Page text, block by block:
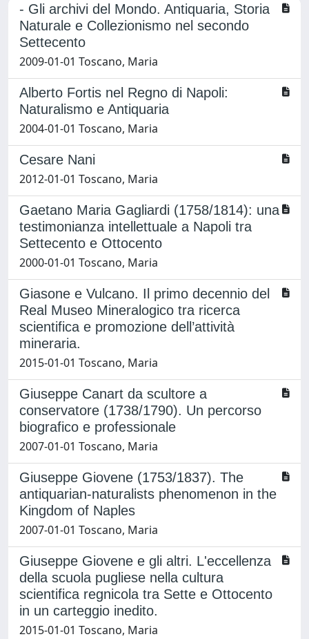
- Gli archivi del Mondo. Antiquaria, Storia
Naturale e Collezionismo nel secondo
Settecento
2009-01-01 Toscano, Maria
Alberto Fortis nel Regno di Napoli:
Naturalismo e Antiquaria
2004-01-01 Toscano, Maria
Cesare Nani
2012-01-01 Toscano, Maria
Gaetano Maria Gagliardi (1758/1814): una
testimonianza intellettuale a Napoli tra
Settecento e Ottocento
2000-01-01 Toscano, Maria
Giasone e Vulcano. Il primo decennio del
Real Museo Mineralogico tra ricerca
scientifica e promozione dell’attività
mineraria.
2015-01-01 Toscano, Maria
Giuseppe Canart da scultore a
conservatore (1738/1790). Un percorso
biografico e professionale
2007-01-01 Toscano, Maria
Giuseppe Giovene (1753/1837). The
antiquarian-naturalists phenomenon in the
Kingdom of Naples
2007-01-01 Toscano, Maria
Giuseppe Giovene e gli altri. L'eccellenza
della scuola pugliese nella cultura
scientifica regnicola tra Sette e Ottocento
in un carteggio inedito.
2015-01-01 Toscano, Maria